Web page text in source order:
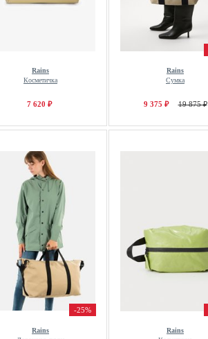
Rains
Косметичка
7 620 ₽
Rains
Сумка
9 375 ₽ 19 875 ₽
-25%
Rains
Rains